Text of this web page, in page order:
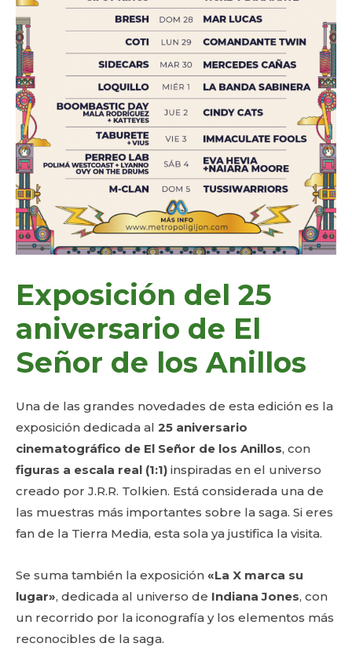
Exposición del 25
aniversario de El
Señor de los Anillos
Una de las grandes novedades de esta edición es la
exposición dedicada al 25 aniversario
cinematográfico de El Señor de los Anillos, con
figuras a escala real (1:1) inspiradas en el universo
creado por J.R.R. Tolkien. Está considerada una de
las muestras más importantes sobre la saga. Si eres
fan de la Tierra Media, esta sola ya justifica la visita.
Se suma también la exposición «La X marca su
lugar», dedicada al universo de Indiana Jones, con
un recorrido por la iconografía y los elementos más
reconocibles de la saga.